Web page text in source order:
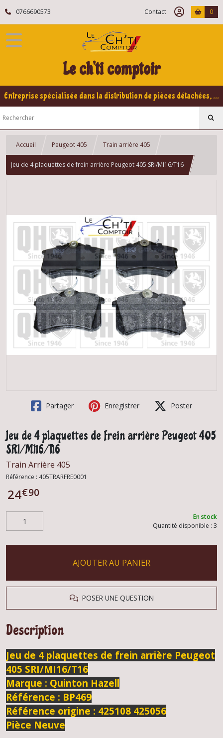
0766690573 Contact 0
Le ch'ti comptoir
Entreprise spécialisée dans la distribution de pièces détachées, refabrication pour voitures Yountimers Peugeot 205 GTI, 309 GTI - GTI16
Accueil Peugeot 405 Train arrière 405
Jeu de 4 plaquettes de frein arrière Peugeot 405 SRI/MI16/T16
Partager Enregistrer Poster
Jeu de 4 plaquettes de frein arrière Peugeot 405
SRI/MI16/T16
Train Arrière 405
Référence : 405TRARFRE0001
24€90
En stock
Quantité disponible : 3
AJOUTER AU PANIER
POSER UNE QUESTION
Description
Jeu de 4 plaquettes de frein arrière Peugeot
405 SRI/MI16/T16
Marque : Quinton Hazell
Référence : BP469
Référence origine : 425108 425056
Pièce Neuve